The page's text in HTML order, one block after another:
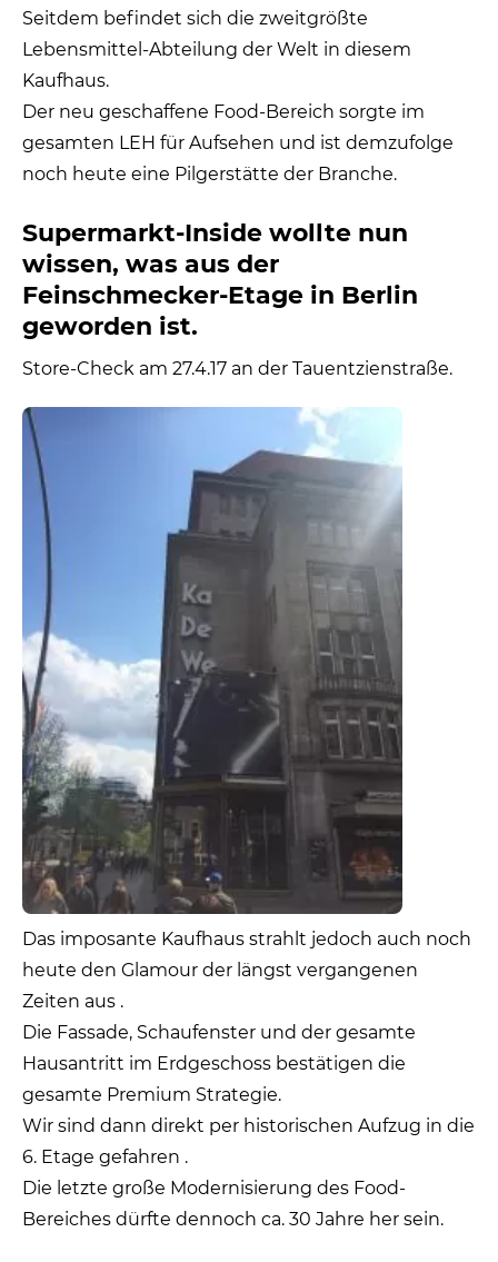
Seitdem befindet sich die zweitgrößte
Lebensmittel-Abteilung der Welt in diesem
Kaufhaus.
Der neu geschaffene Food-Bereich sorgte im
gesamten LEH für Aufsehen und ist demzufolge
noch heute eine Pilgerstätte der Branche.
Supermarkt-Inside wollte nun
wissen, was aus der
Feinschmecker-Etage in Berlin
geworden ist.
Store-Check am 27.4.17 an der Tauentzienstraße.
Das imposante Kaufhaus strahlt jedoch auch noch
heute den Glamour der längst vergangenen
Zeiten aus .
Die Fassade, Schaufenster und der gesamte
Hausantritt im Erdgeschoss bestätigen die
gesamte Premium Strategie.
Wir sind dann direkt per historischen Aufzug in die
6. Etage gefahren .
Die letzte große Modernisierung des Food-
Bereiches dürfte dennoch ca. 30 Jahre her sein.